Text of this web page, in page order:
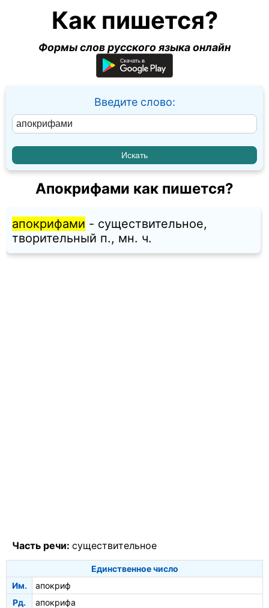
Как пишется?
Формы слов русского языка онлайн
Введите слово:
Апокрифами как пишется?
апокрифами - существительное,
творительный п., мн. ч.
Часть речи: существительное
Единственное число
Им.
апокриф
Рд.
апокрифа